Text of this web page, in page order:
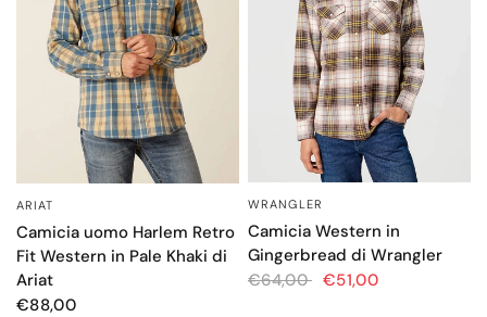
ARIAT
Camicia uomo Harlem Retro
Fit Western in Pale Khaki di
Ariat
€88,00
OCCHIATA VELOCE
WRANGLER
Camicia Western in
Gingerbread di Wrangler
€64,00 €51,00